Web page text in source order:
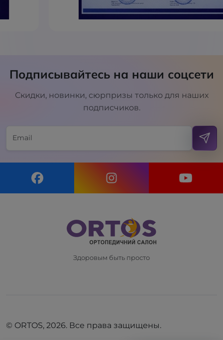
Подписывайтесь на наши соцсети
Скидки, новинки, сюрпризы только для наших
подписчиков.
Здоровым быть просто
© ORTOS, 2026. Все права защищены.